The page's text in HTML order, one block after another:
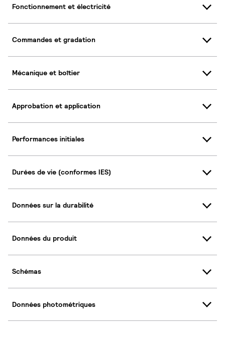
Fonctionnement et électricité
Commandes et gradation
Mécanique et boîtier
Approbation et application
Performances initiales
Durées de vie (conformes IES)
Données sur la durabilité
Données du produit
Schémas
Données photométriques